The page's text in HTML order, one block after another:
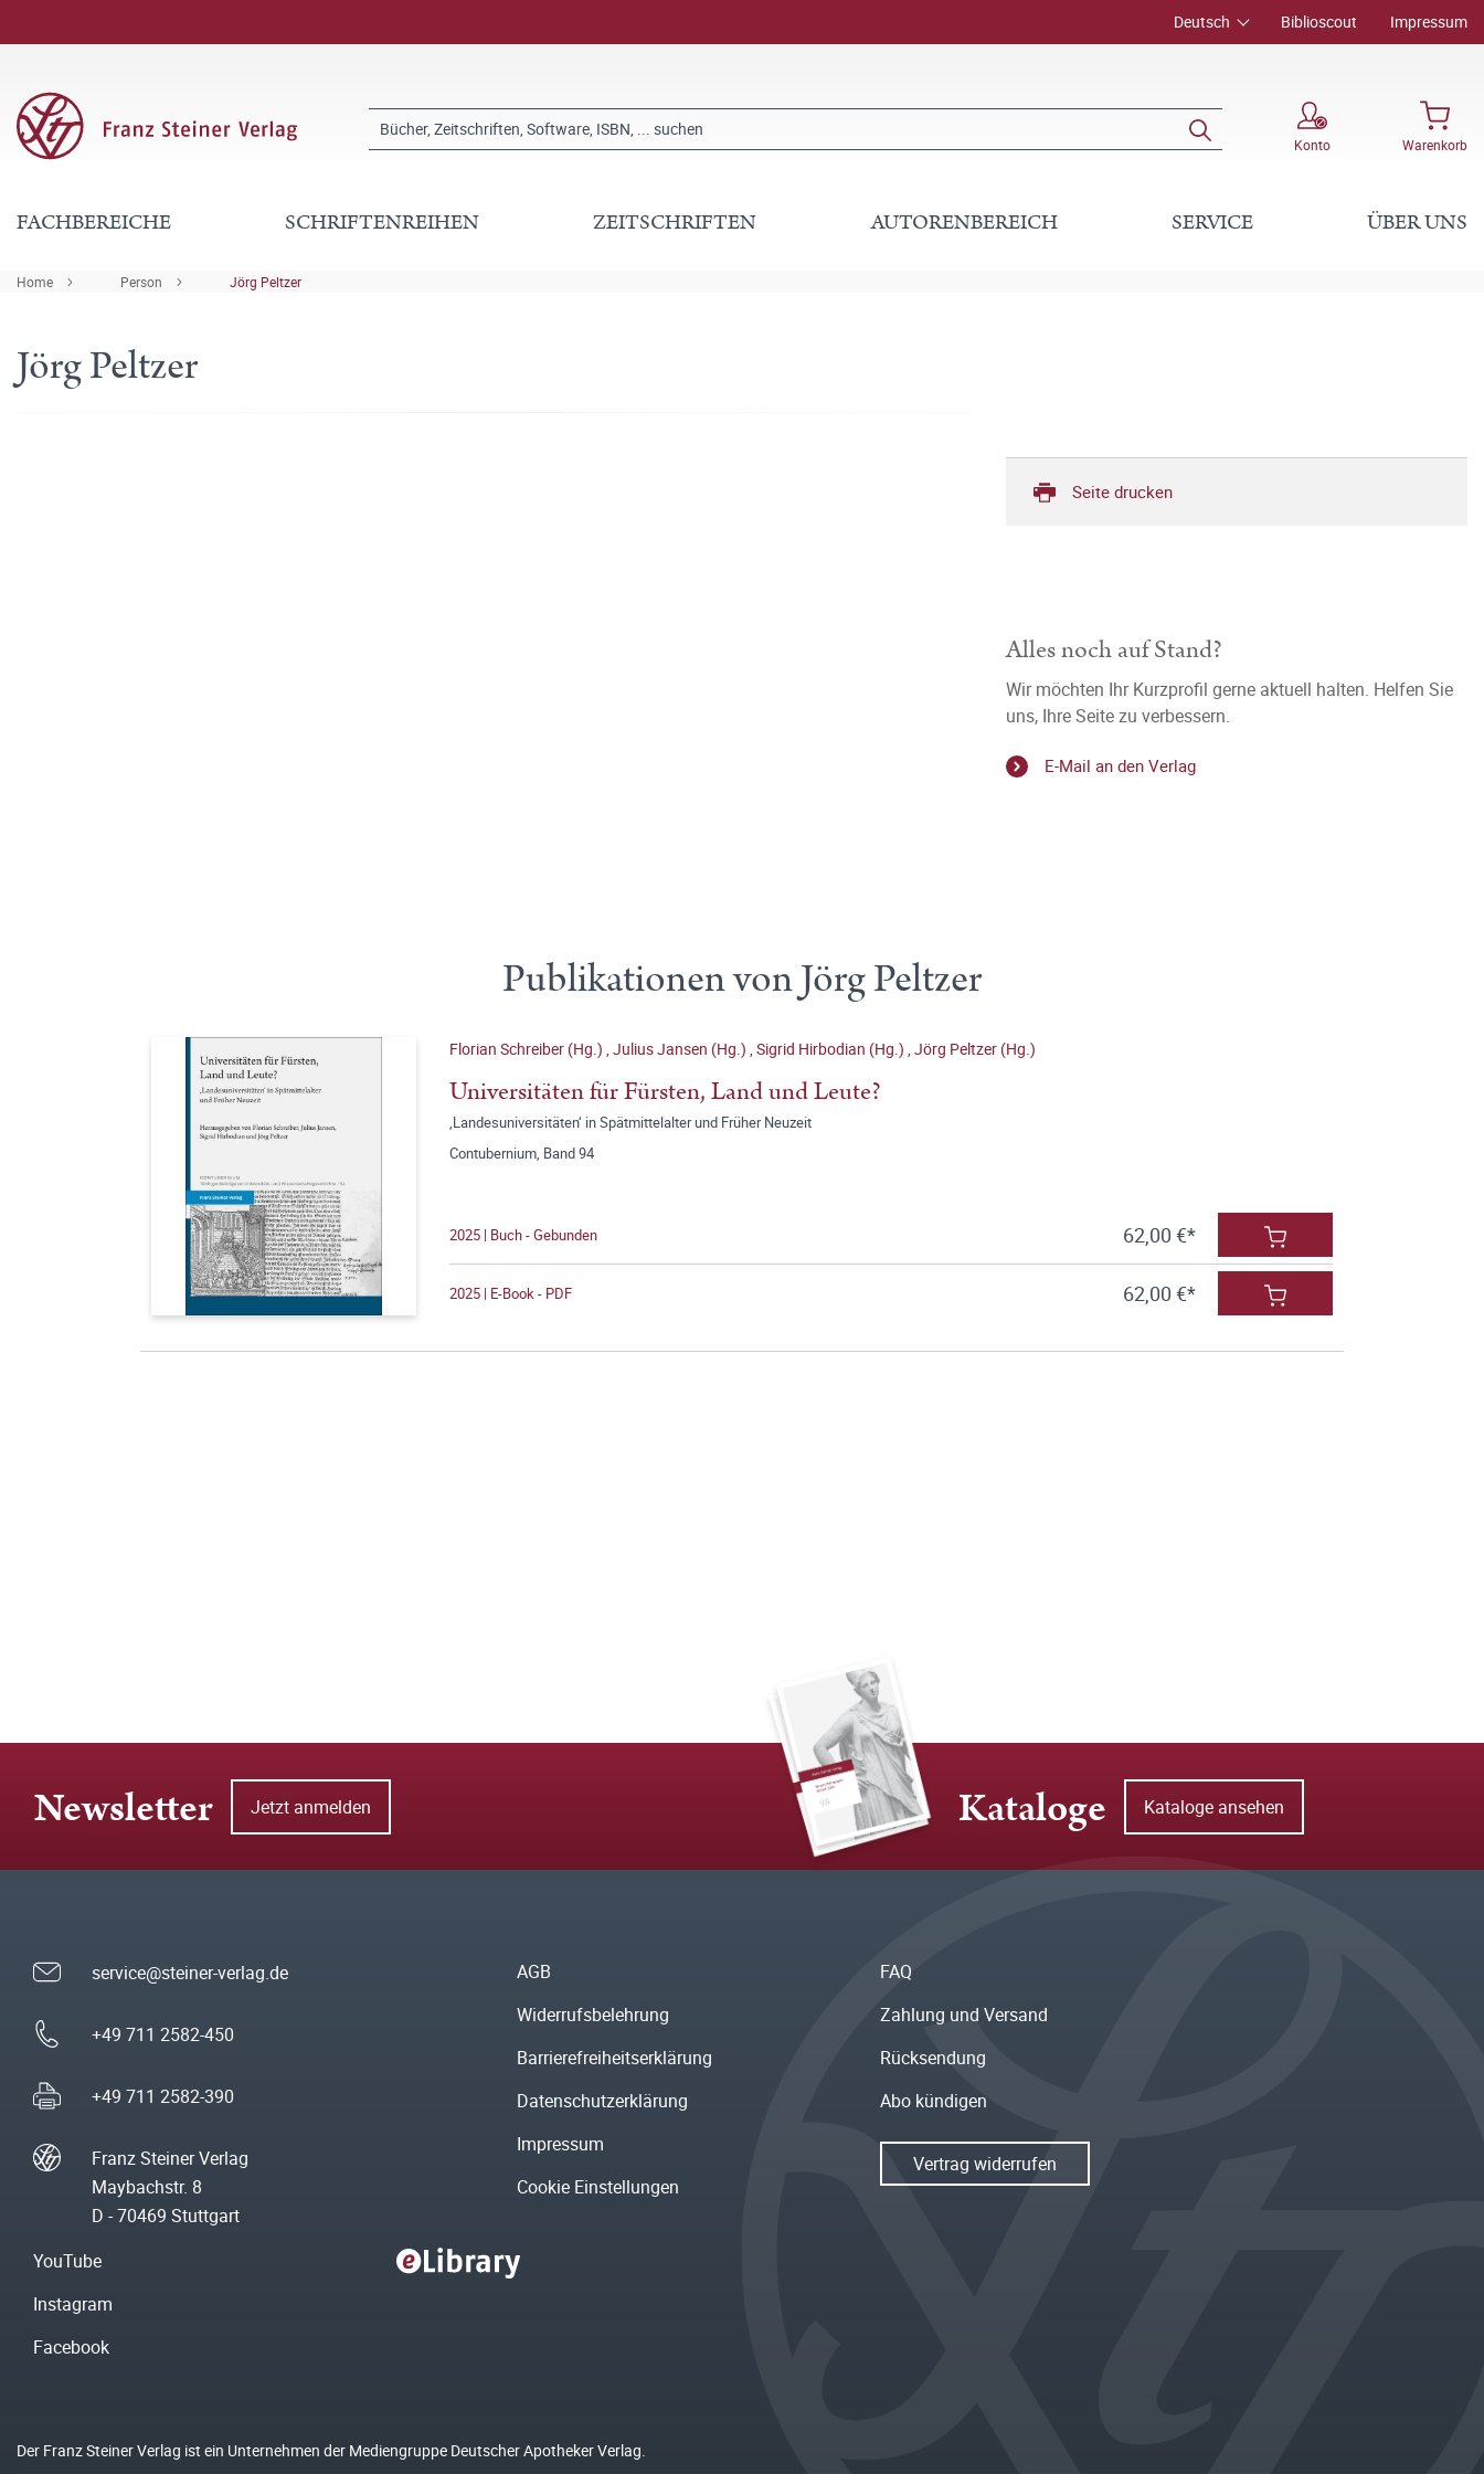
Deutsch Biblioscout Impressum
Konto Warenkorb
FACHBEREICHE SCHRIFTENREIHEN ZEITSCHRIFTEN AUTORENBEREICH SERVICE ÜBER UNS
Home Person Jörg Peltzer
Jörg Peltzer
Seite drucken
Alles noch auf Stand?
Wir möchten Ihr Kurzprofil gerne aktuell halten. Helfen Sie
uns, Ihre Seite zu verbessern.
E-Mail an den Verlag
Publikationen von Jörg Peltzer
Florian Schreiber (Hg.) ,Julius Jansen (Hg.) ,Sigrid Hirbodian (Hg.) ,Jörg Peltzer (Hg.)
Universitäten für Fürsten, Land und Leute?
‚Landesuniversitäten‘ in Spätmittelalter und Früher Neuzeit
Contubernium, Band 94
2025 | Buch - Gebunden 62,00 €*
2025 | E-Book - PDF 62,00 €*
Newsletter Jetzt anmelden Kataloge Kataloge ansehen
service@steiner-verlag.de
+49 711 2582-450
+49 711 2582-390
Franz Steiner Verlag
Maybachstr. 8
D - 70469 Stuttgart
AGB
Widerrufsbelehrung
Barrierefreiheitserklärung
Datenschutzerklärung
Impressum
Cookie Einstellungen
FAQ
Zahlung und Versand
Rücksendung
Abo kündigen
Vertrag widerrufen
YouTube
Instagram
Facebook
Der Franz Steiner Verlag ist ein Unternehmen der Mediengruppe Deutscher Apotheker Verlag.